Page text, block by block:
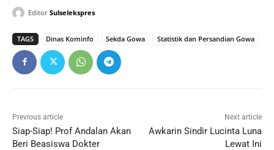
Editor Sulselekspres
TAGS Dinas Kominfo Sekda Gowa Statistik dan Persandian Gowa
Previous article
Siap-Siap! Prof Andalan Akan
Beri Beasiswa Dokter
Next article
Awkarin Sindir Lucinta Luna
Lewat Ini